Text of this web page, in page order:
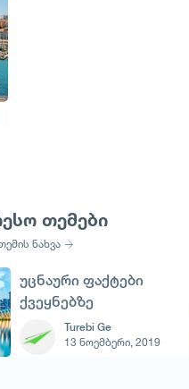
თემები
ნახვა
უცნაური ფაქტები
ქვეყნებზე
Turebi Ge
13 ნოემბერი, 2019